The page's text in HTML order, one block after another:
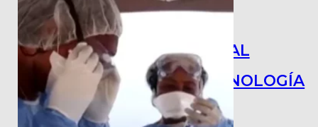
INTERNACIONAL
ARTE, CIENCIA Y TECNOLOGÍA
COLUMNAS